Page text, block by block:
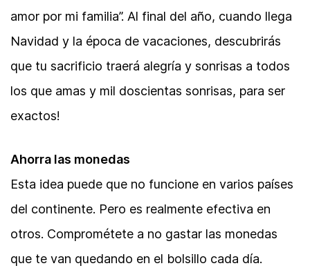
amor por mi familia”. Al final del año, cuando llega
Navidad y la época de vacaciones, descubrirás
que tu sacrificio traerá alegría y sonrisas a todos
los que amas y mil doscientas sonrisas, para ser
exactos!
Ahorra las monedas
Esta idea puede que no funcione en varios países
del continente. Pero es realmente efectiva en
otros. Comprométete a no gastar las monedas
que te van quedando en el bolsillo cada día.